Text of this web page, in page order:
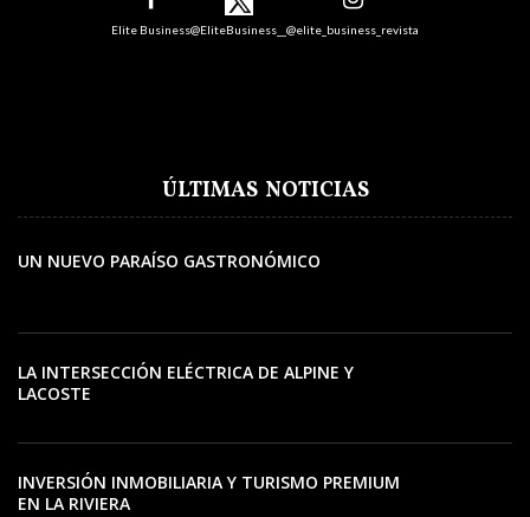
Elite Business@EliteBusiness__ @elite_business_revista
ÚLTIMAS NOTICIAS
UN NUEVO PARAÍSO GASTRONÓMICO
LA INTERSECCIÓN ELÉCTRICA DE ALPINE Y
LACOSTE
INVERSIÓN INMOBILIARIA Y TURISMO PREMIUM
EN LA RIVIERA